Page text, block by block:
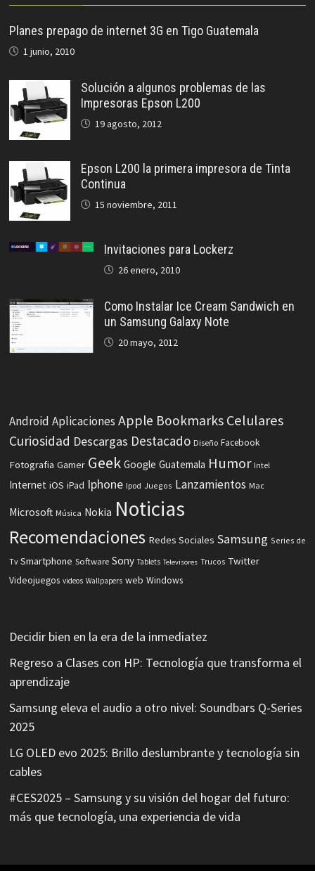
Planes prepago de internet 3G en Tigo Guatemala
1 junio, 2010
Solución a algunos problemas de las
Impresoras Epson L200
19 agosto, 2012
Epson L200 la primera impresora de Tinta
Continua
15 noviembre, 2011
Invitaciones para Lockerz
26 enero, 2010
Como Instalar Ice Cream Sandwich en
un Samsung Galaxy Note
20 mayo, 2012
Android Aplicaciones Apple Bookmarks Celulares
Curiosidad Descargas Destacado Diseño Facebook
Fotografia Gamer Geek Google Guatemala Humor Intel
Internet iOS iPad Iphone Ipod Juegos Lanzamientos Mac
Microsoft Música Nokia Noticias
Recomendaciones Redes Sociales Samsung Series de
Tv Smartphone Software Sony Tablets Televisores Trucos Twitter
Videojuegos videos Wallpapers web Windows
Decidir bien en la era de la inmediatez
Regreso a Clases con HP: Tecnología que transforma el
aprendizaje
Samsung eleva el audio a otro nivel: Soundbars Q-Series
2025
LG OLED evo 2025: Brillo deslumbrante y tecnología sin
cables
#CES2025 – Samsung y su visión del hogar del futuro:
más que tecnología, una experiencia de vida